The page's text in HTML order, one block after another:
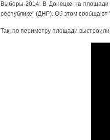
Выборы-2014: В Донецке на площади
республике" (ДНР). Об этом сообщают
Так, по периметру площади